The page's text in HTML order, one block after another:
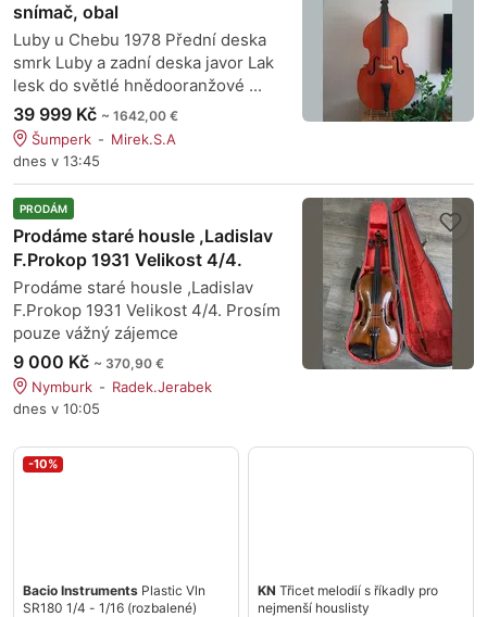
snímač, obal
Luby u Chebu 1978 Přední deska
smrk Luby a zadní deska javor Lak
lesk do světlé hnědooranžové ...
39 999 Kč ~ 1642,00 €
Šumperk
Mirek.S.A
dnes v 13:45
PRODÁM
Prodáme staré housle ,Ladislav
F.Prokop 1931 Velikost 4/4.
Prodáme staré housle ,Ladislav
F.Prokop 1931 Velikost 4/4. Prosím
pouze vážný zájemce
9 000 Kč ~ 370,90 €
Nymburk
Radek.Jerabek
dnes v 10:05
-10%
Bacio Instruments Plastic Vln
SR180 1/4 - 1/16 (rozbalené)
KN Třicet melodií s říkadly pro
nejmenší houslisty